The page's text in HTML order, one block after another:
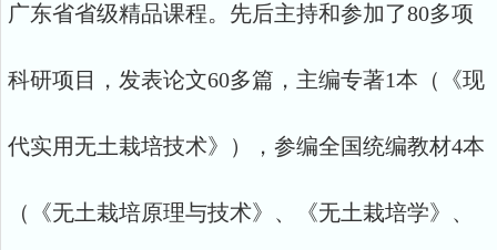
广东省省级精品课程。先后主持和参加了80多项
科研项目，发表论文60多篇，主编专著1本（《现
代实用无土栽培技术》），参编全国统编教材4本
（《无土栽培原理与技术》、《无土栽培学》、